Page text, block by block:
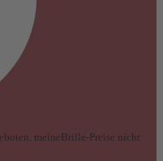
meineBrille-Preise nicht